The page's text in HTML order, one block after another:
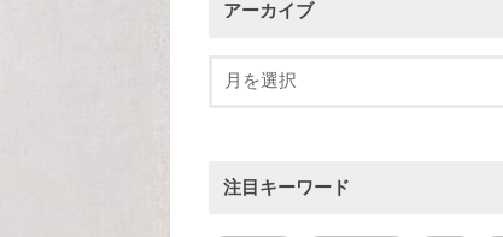
アーカイブ
注目キーワード